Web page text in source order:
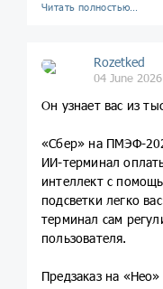
Читать полностью…
Rozetked
04 June
Он узнает вас из
«Сбер» на ПМЭФ-
ИИ-терминал
интеллект с
подсветки легко
терминал сам
пользователя.
Предзаказ на